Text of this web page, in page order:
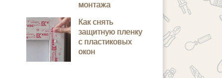
монтажа
Как снять
защитную пленку
с пластиковых
окон